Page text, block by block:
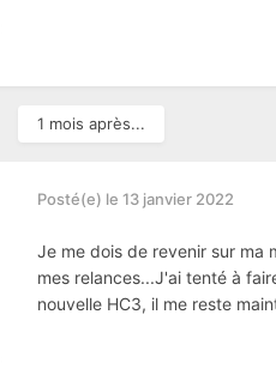
1 mois après...
Posté(e) le 13 janvier 2022
Je me dois de revenir sur ma
mes relances...J'ai tenté à
nouvelle HC3, il me reste